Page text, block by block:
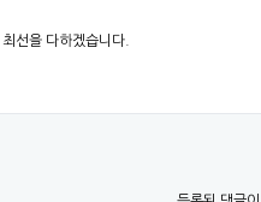
선을 다하겠습니다.